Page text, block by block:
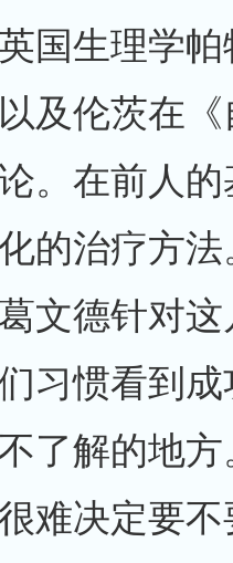
国生理学
及伦茨在
。在前人
的治疗方
文德针对
习惯看到
了解的地
难决定要